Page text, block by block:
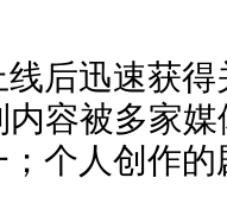
后迅速获
内容被多家
个人创作